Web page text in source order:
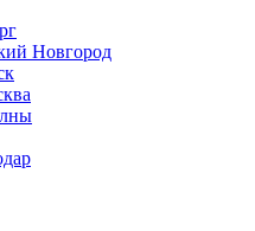
Новгород